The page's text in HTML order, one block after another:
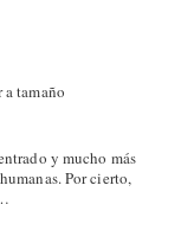
tamaño
y mucho más
Por cierto,